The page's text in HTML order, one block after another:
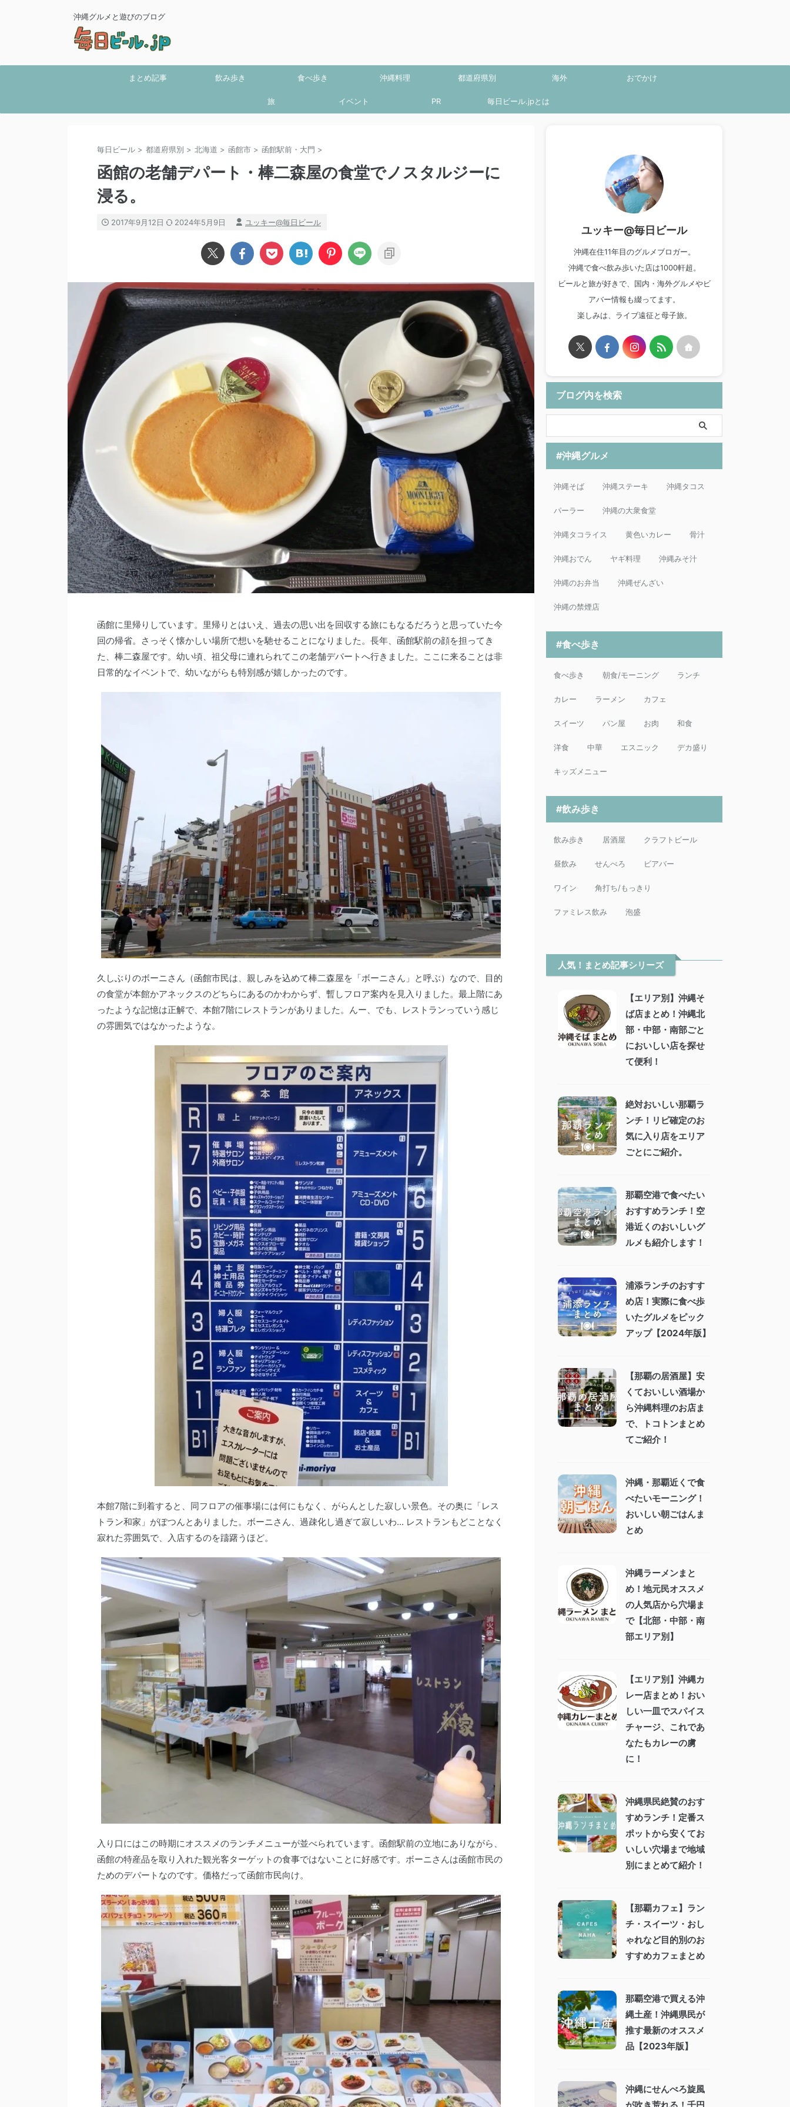
沖縄グルメと遊びのブログ
まとめ記事 飲み歩き 食べ歩き 沖縄料理 都道府県別 海外 おでかけ
旅 イベント PR 毎日ビール.jpとは
毎日ビール > 都道府県別 > 北海道 > 函館市 > 函館駅前・大門 >
函館の老舗デパート・棒二森屋の食堂でノスタルジーに
浸る。
2017年9月12日 2024年5月9日 ユッキー@毎日ビール
函館に里帰りしています。里帰りとはいえ、過去の思い出を回収する旅にもなるだろうと思っていた今
回の帰省。さっそく懐かしい場所で想いを馳せることになりました。長年、函館駅前の顔を担ってき
た、棒二森屋です。幼い頃、祖父母に連れられてこの老舗デパートへ行きました。ここに来ることは非
日常的なイベントで、幼いながらも特別感が嬉しかったのです。
久しぶりのボーニさん（函館市民は、親しみを込めて棒二森屋を「ボーニさん」と呼ぶ）なので、目的
の食堂が本館かアネックスのどちらにあるのかわからず、暫しフロア案内を見入りました。最上階にあ
ったような記憶は正解で、本館7階にレストランがありました。んー、でも、レストランっていう感じ
の雰囲気ではなかったような。
本館7階に到着すると、同フロアの催事場には何にもなく、がらんとした寂しい景色。その奥に「レス
トラン和家」がぽつんとありました。ボーニさん、過疎化し過ぎて寂しいわ... レストランもどことなく
寂れた雰囲気で、入店するのを躊躇うほど。
入り口にはこの時期にオススメのランチメニューが並べられています。函館駅前の立地にありながら、
函館の特産品を取り入れた観光客ターゲットの食事ではないことに好感です。ボーニさんは函館市民の
ためのデパートなのです。価格だって函館市民向け。
ユッキー@毎日ビール
沖縄在住11年目のグルメブロガー。
沖縄で食べ飲み歩いた店は1000軒超。
ビールと旅が好きで、国内・海外グルメやビ
アバー情報も綴ってます。
楽しみは、ライブ遠征と母子旅。
ブログ内を検索
#沖縄グルメ
沖縄そば 沖縄ステーキ 沖縄タコス
パーラー 沖縄の大衆食堂
沖縄タコライス 黄色いカレー 骨汁
沖縄おでん ヤギ料理 沖縄みそ汁
沖縄のお弁当 沖縄ぜんざい
沖縄の禁煙店
#食べ歩き
食べ歩き 朝食/モーニング ランチ
カレー ラーメン カフェ
スイーツ パン屋 お肉 和食
洋食 中華 エスニック デカ盛り
キッズメニュー
#飲み歩き
飲み歩き 居酒屋 クラフトビール
昼飲み せんべろ ビアバー
ワイン 角打ち/もっきり
ファミレス飲み 泡盛
人気！まとめ記事シリーズ
【エリア別】沖縄そ
ば店まとめ！沖縄北
部・中部・南部ごと
においしい店を探せ
て便利！
絶対おいしい那覇ラ
ンチ！リピ確定のお
気に入り店をエリア
ごとにご紹介。
那覇空港で食べたい
おすすめランチ！空
港近くのおいしいグ
ルメも紹介します！
浦添ランチのおすす
め店！実際に食べ歩
いたグルメをピック
アップ【2024年版】
【那覇の居酒屋】安
くておいしい酒場か
ら沖縄料理のお店ま
で、トコトンまとめ
てご紹介！
沖縄・那覇近くで食
べたいモーニング！
おいしい朝ごはんま
とめ
沖縄ラーメンまと
め！地元民オススメ
の人気店から穴場ま
で【北部・中部・南
部エリア別】
【エリア別】沖縄カ
レー店まとめ！おい
しい一皿でスパイス
チャージ、これであ
なたもカレーの虜
に！
沖縄県民絶賛のおす
すめランチ！定番ス
ポットから安くてお
いしい穴場まで地域
別にまとめて紹介！
【那覇カフェ】ラン
チ・スイーツ・おし
ゃれなど目的別のお
すすめカフェまとめ
那覇空港で買える沖
縄土産！沖縄県民が
推す最新のオススメ
品【2023年版】
沖縄にせんべろ旋風